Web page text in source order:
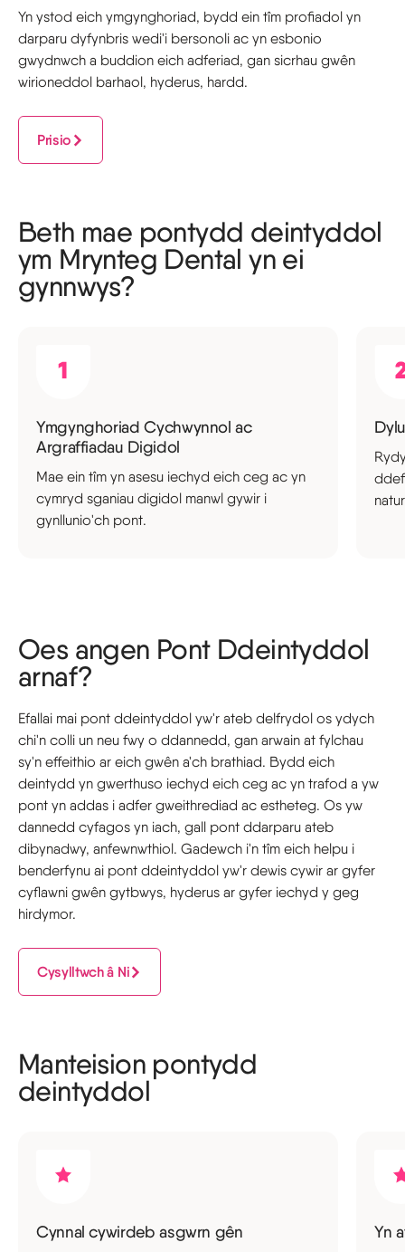
Yn ystod eich ymgynghoriad, bydd ein tîm profiadol yn
darparu dyfynbris wedi'i bersonoli ac yn esbonio
gwydnwch a buddion eich adferiad, gan sicrhau gwên
wirioneddol barhaol, hyderus, hardd.
Prisio
Beth mae pontydd deintyddol
ym Mrynteg Dental yn ei
gynnwys?
Ymgynghoriad Cychwynnol ac
Argraffiadau Digidol
Mae ein tîm yn asesu iechyd eich ceg ac yn
cymryd sganiau digidol manwl gywir i
gynllunio'ch pont.
Oes angen Pont Ddeintyddol
arnaf?
Efallai mai pont ddeintyddol yw'r ateb delfrydol os ydych
chi'n colli un neu fwy o ddannedd, gan arwain at fylchau
sy'n effeithio ar eich gwên a'ch brathiad. Bydd eich
deintydd yn gwerthuso iechyd eich ceg ac yn trafod a yw
pont yn addas i adfer gweithrediad ac estheteg. Os yw
dannedd cyfagos yn iach, gall pont ddarparu ateb
dibynadwy, anfewnwthiol. Gadewch i'n tîm eich helpu i
benderfynu ai pont ddeintyddol yw'r dewis cywir ar gyfer
cyflawni gwên gytbwys, hyderus ar gyfer iechyd y geg
hirdymor.
Cysylltwch â Ni
Manteision pontydd
deintyddol
Cynnal cywirdeb asgwrn gên Yn